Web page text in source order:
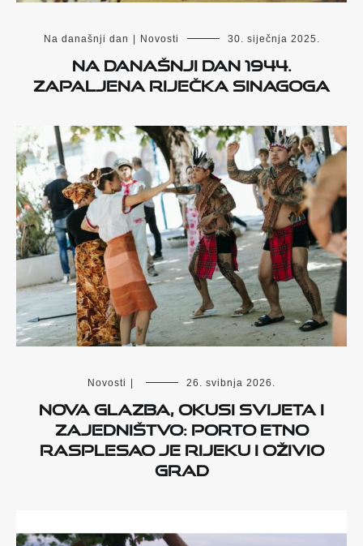
Na današnji dan Novosti 30. siječnja 2025.
Na današnji dan 1944.
zapaljena riječka sinagoga
Novosti 26. svibnja 2026.
Nova glazba, okusi svijeta i
zajedništvo: Porto Etno
rasplesao je Rijeku i oživio
grad